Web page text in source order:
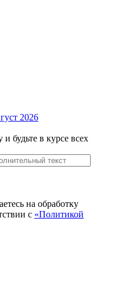
2026
будьте в курсе всех
на обработку
с «Политикой